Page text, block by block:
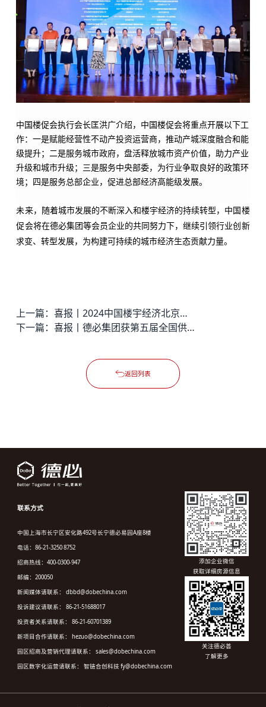
中国楼促会执行会长匡洪广介绍，中国楼促会将重点开展以下工
作：一是赋能经营性不动产投资运营商，推动产城深度融合和能
级提升；二是服务城市政府，盘活释放城市资产价值，助力产业
升级和城市升级；三是服务中央部委，为行业争取良好的政策环
境；四是服务总部企业，促进总部经济高能级发展。
未来，随着城市发展的不断深入和楼宇经济的持续转型，中国楼
促会将在德必集团等会员企业的共同努力下，继续引领行业创新
求变、转型发展，为构建可持续的城市经济生态贡献力量。
上一篇：
喜报丨2024中国楼宇经济北京论坛圆满落幕，德必集团荣获多项殊荣
下一篇：
喜报丨德必集团获第五届全国供应链大赛（企业团体赛）三等奖
返回列表
联系方式
中国上海市长宁区安化路492号长宁德必易园A座8楼
电话：86-21-3250 8752
招商热线：400-0300-947
邮编：200050
新闻媒体请联系： dbbd@dobechina.com
投诉建议请联系： 86-21-51688017
投资者关系请联系： 86-21-60701389
新项目合作请联系： hezuo@dobechina.com
园区招商及营销代理请联系： sales@dobechina.com
园区数字化运营请联系： 智链合创科技 fy@dobechina.com
添加企业微信
获取详细房源信息
关注德必荟
了解更多